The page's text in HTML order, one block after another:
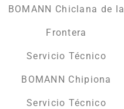
BOMANN Chiclana de la
Frontera
Servicio Técnico
BOMANN Chipiona
Servicio Técnico